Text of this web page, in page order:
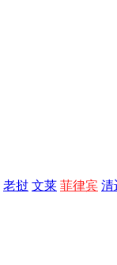
老挝 文莱 菲律宾 清